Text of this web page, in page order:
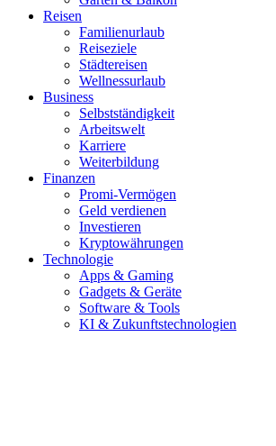
Reisen
Familienurlaub
Reiseziele
Städtereisen
Wellnessurlaub
Business
Selbstständigkeit
Arbeitswelt
Karriere
Weiterbildung
Finanzen
Promi-Vermögen
Geld verdienen
Investieren
Kryptowährungen
Technologie
Apps & Gaming
Gadgets & Geräte
Software & Tools
KI & Zukunftstechnologien